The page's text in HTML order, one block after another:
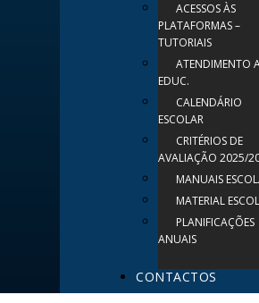
ACESSOS ÀS
PLATAFORMAS –
TUTORIAIS
ATENDIMENTO
EDUC.
CALENDÁRIO
ESCOLAR
CRITÉRIOS DE
AVALIAÇÃO 2025/
MANUAIS
MATERIAL
PLANIFICAÇÕES
ANUAIS
CONTACTOS